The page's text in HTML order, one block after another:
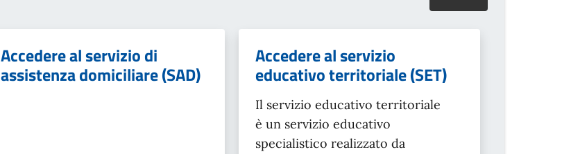
Accedere al servizio di
assistenza domiciliare (SAD)
Accedere al servizio
educativo territoriale (SET)
Il servizio educativo territoriale
è un servizio educativo
specialistico realizzato da